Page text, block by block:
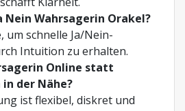
Nein Wahrsagerin Orakel?
um schnelle Ja/Nein-
Intuition zu erhalten.
Online statt
der Nähe?
ist flexibel, diskret und